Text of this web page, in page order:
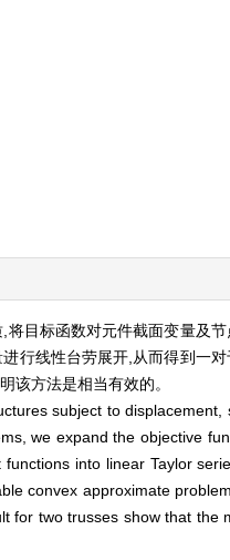
目标函数对元件截面变量及
行线性台劳展开,从而得到一
该方法是相当有效的。
subject to displacement,
we expand the objective
into linear Taylor
convex approximate
for two trusses show that the